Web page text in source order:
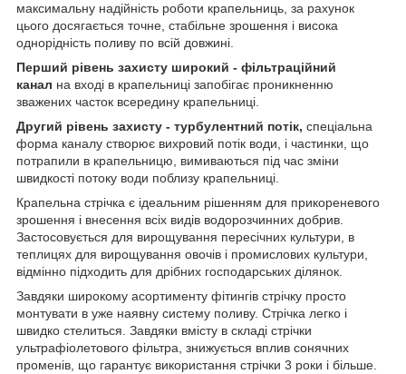
максимальну надійність роботи крапельниць, за рахунок
цього досягається точне, стабільне зрошення і висока
однорідність поливу по всій довжині.
Перший рівень захисту широкий - фільтраційний
канал на вході в крапельниці запобігає проникненню
зважених часток всередину крапельниці.
Другий рівень захисту - турбулентний потік, спеціальна
форма каналу створює вихровий потік води, і частинки, що
потрапили в крапельницю, вимиваються під час зміни
швидкості потоку води поблизу крапельниці.
Крапельна стрічка є ідеальним рішенням для прикореневого
зрошення і внесення всіх видів водорозчинних добрив.
Застосовується для вирощування пересічних культури, в
теплицях для вирощування овочів і промислових культури,
відмінно підходить для дрібних господарських ділянок.
Завдяки широкому асортименту фітингів стрічку просто
монтувати в уже наявну систему поливу. Стрічка легко і
швидко стелиться. Завдяки вмісту в складі стрічки
ультрафіолетового фільтра, знижується вплив сонячних
променів, що гарантує використання стрічки 3 роки і більше.